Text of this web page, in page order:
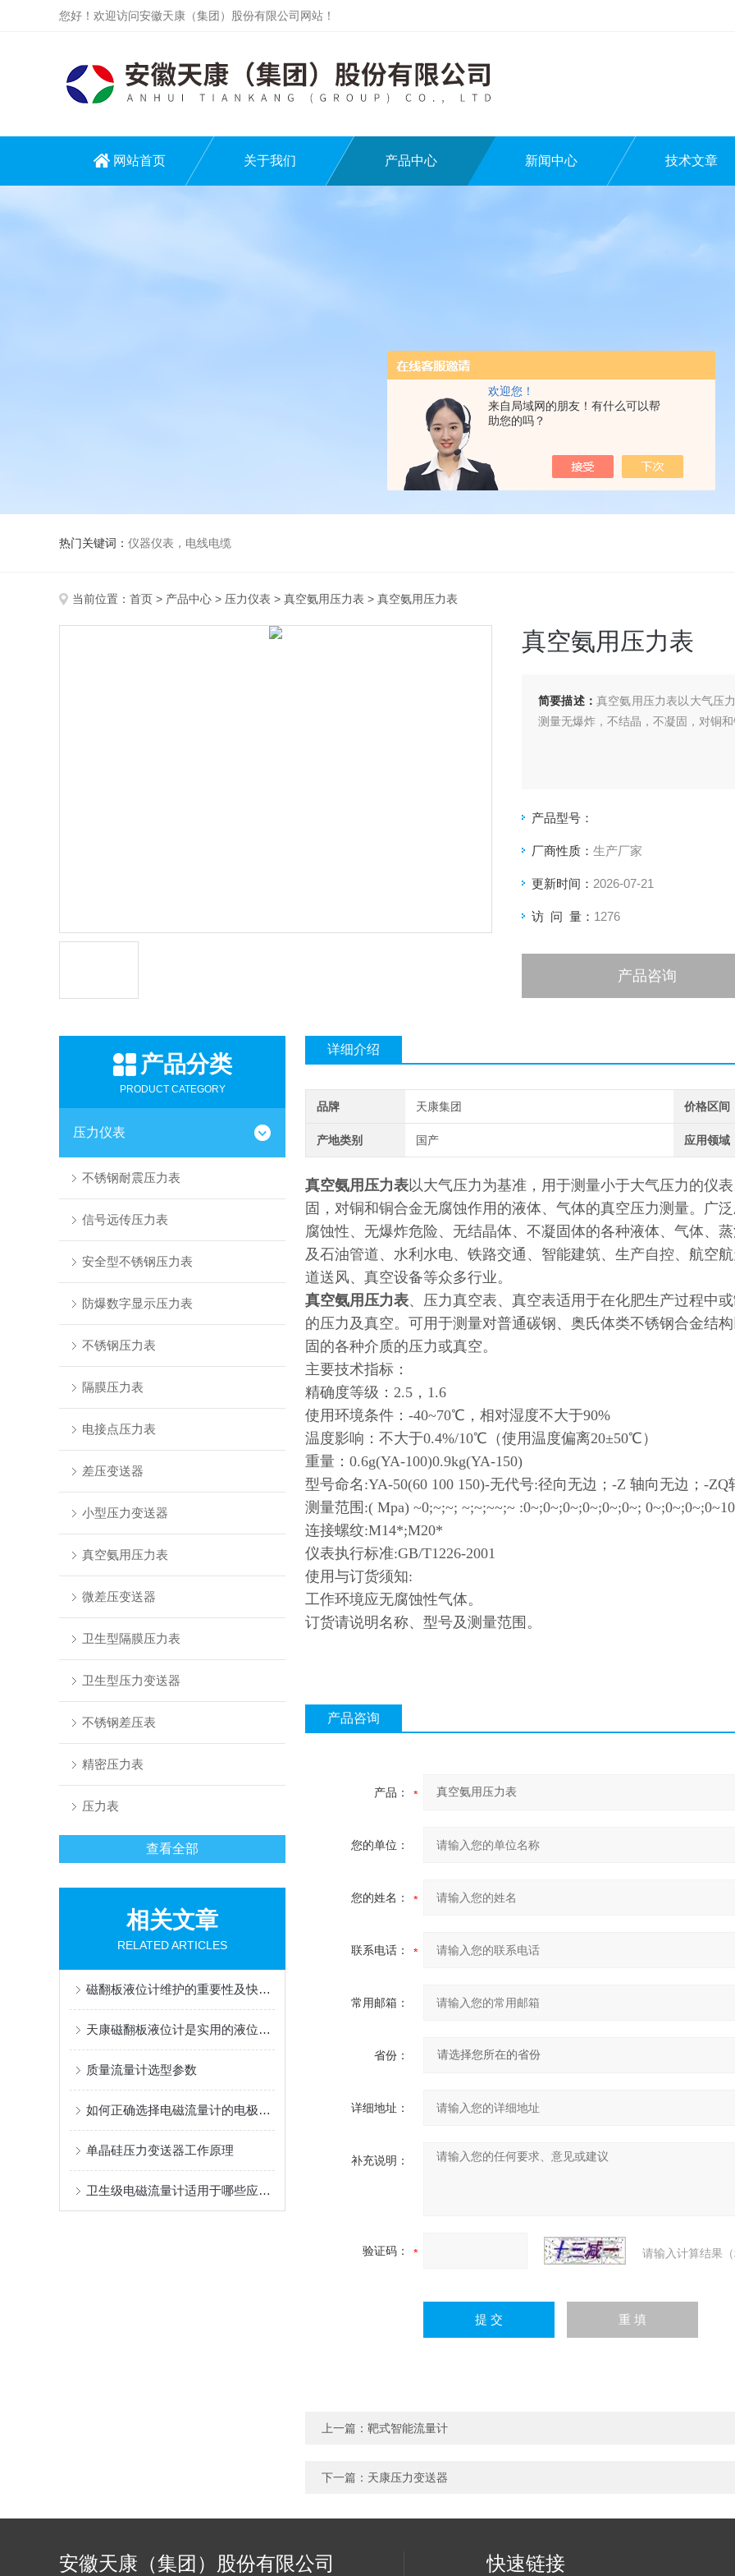
欢迎您！
来自局域网的朋友！有什么可以帮
助您的吗？
您好！欢迎访问安徽天康（集团）股份有限公司网站！
网站首页 关于我们 产品中心 新闻中心 技术文章
热门关键词： 仪器仪表，电线电缆
当前位置： 首页 > 产品中心 > 压力仪表 > 真空氨用压力表 > 真空氨用压力表
真空氨用压力表
简要描述： 真空氨用压力表以大气压
测量无爆炸，不结晶，不凝固，对铜
产品型号：
厂商性质： 生产厂家
更新时间： 2026-07-21
访 问 量： 1276
产品咨询
产品分类
PRODUCT CATEGORY
压力仪表
不锈钢耐震压力表
信号远传压力表
安全型不锈钢压力表
防爆数字显示压力表
不锈钢压力表
隔膜压力表
电接点压力表
差压变送器
小型压力变送器
真空氨用压力表
微差压变送器
卫生型隔膜压力表
卫生型压力变送器
不锈钢差压表
精密压力表
压力表
查看全部
相关文章
RELATED ARTICLES
磁翻板液位计维护的重要性及快速判断故障问题
天康磁翻板液位计是实用的液位测量解决方案
质量流量计选型参数
如何正确选择电磁流量计的电极和衬里材质
单晶硅压力变送器工作原理
卫生级电磁流量计适用于哪些应用场景
详细介绍
品牌 天康集团 价格区间
产地类别 国产 应用领域
真空氨用压力表以大气压力为基准，用于测量小于大气压力的仪
固，对铜和铜合金无腐蚀作用的液体、气体的真空压力测量。广
腐蚀性、无爆炸危险、无结晶体、不凝固体的各种液体、气体、
及石油管道、水利水电、铁路交通、智能建筑、生产自控、航空
道送风、真空设备等众多行业。
真空氨用压力表、压力真空表、真空表适用于在化肥生产过程中
的压力及真空。可用于测量对普通碳钢、奥氏体类不锈钢合金结
固的各种介质的压力或真空。
主要技术指标：
精确度等级：2.5，1.6
使用环境条件：-40~70℃，相对湿度不大于90%
温度影响：不大于0.4%/10℃（使用温度偏离20±50℃）
重量：0.6g(YA-100)0.9kg(YA-150)
型号命名:YA-50(60 100 150)-无代号:径向无边；-Z 轴向无边；-
测量范围:( Mpa) ~0;~;~; ~;~;~~;~ :0~;0~;0~;0~;0~;0~;
连接螺纹:M14*;M20*
仪表执行标准:GB/T1226-2001
使用与订货须知:
工作环境应无腐蚀性气体。
订货请说明名称、型号及测量范围。
产品咨询
产品：
您的单位：
您的姓名：
联系电话：
常用邮箱：
省份：
详细地址：
补充说明：
验证码： 请输入计算结果
上一篇： 靶式智能流量计
下一篇： 天康压力变送器
安徽天康（集团）股份有限公司 快速链接